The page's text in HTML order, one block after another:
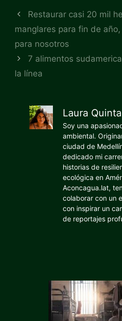
Restaurar casi 20 mil
manglares para fin de
para nosotros
7 alimentos
la línea
Laura
Soy una
ambiental.
ciudad de
dedicado mi
historias de
ecológica en
Aconcagua.lat,
colaborar con un
con inspirar un
de reportajes